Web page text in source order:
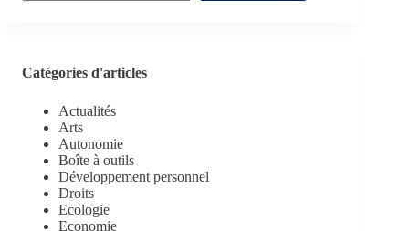
Catégories d'articles
Actualités
Arts
Autonomie
Boîte à outils
Développement personnel
Droits
Ecologie
Economie